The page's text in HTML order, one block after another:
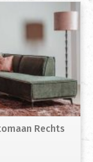
Rechts